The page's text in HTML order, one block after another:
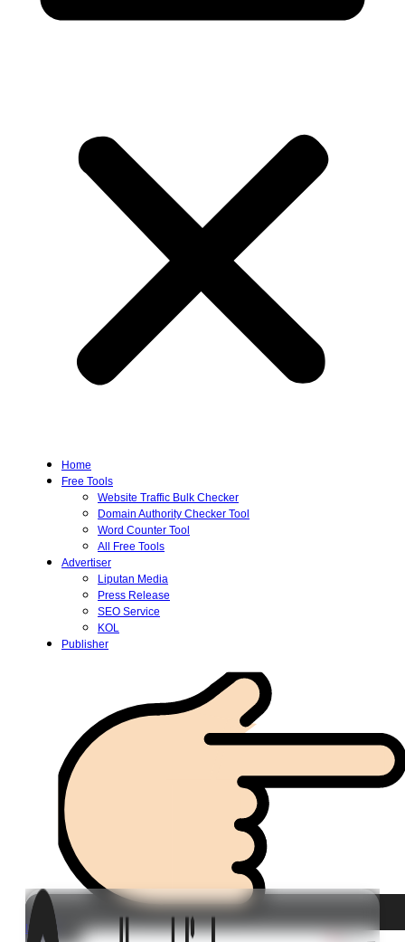
Home
Free Tools
Website Traffic Bulk Checker
Domain Authority Checker Tool
Word Counter Tool
All Free Tools
Advertiser
Liputan Media
Press Release
SEO Service
KOL
Publisher
Login